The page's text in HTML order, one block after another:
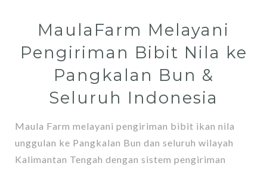
MaulaFarm Melayani
Pengiriman Bibit Nila ke
Pangkalan Bun &
Seluruh Indonesia
Maula Farm melayani pengiriman bibit ikan nila
unggulan ke Pangkalan Bun dan seluruh wilayah
Kalimantan Tengah dengan sistem pengiriman